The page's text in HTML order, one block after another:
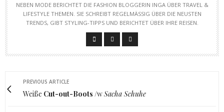
NEBEN MODE BERICHTET DIE FASHION BLOGGERIN INGA ÜBER TRAVEL &
LIFESTYLE THEMEN. SIE SCHREIBT REGELMÄSSIG ÜBER DIE NEUSTEN T
RENDS, GIBT STYLING-TIPPS UND BERICHTET ÜBER IHRE REISEN.
PREVIOUS ARTICLE
Weiße Cut-out-Boots /wSacha Schuhe